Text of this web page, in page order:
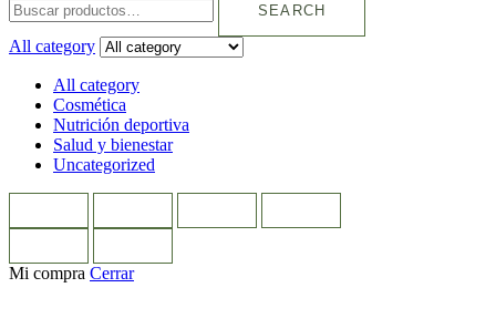
SEARCH
All category
All category
Cosmética
Nutrición deportiva
Salud y bienestar
Uncategorized
Mi compra Cerrar